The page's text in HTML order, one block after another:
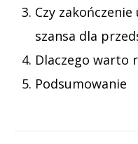
Czy
szansa dla
Dlaczego warto
Podsumowanie